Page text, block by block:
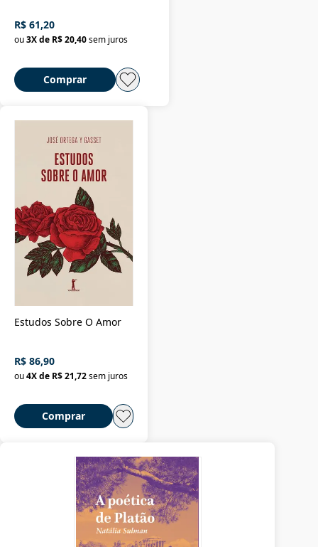
R$ 61,20
ou3X de R$ 20,40sem juros
Comprar
Estudos Sobre O Amor
R$ 86,90
ou4X de R$ 21,72sem juros
Comprar